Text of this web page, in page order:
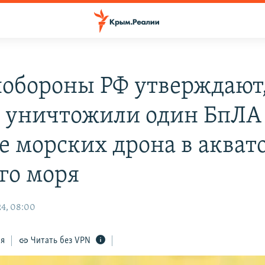
РФ
уничтожили один
морских дрона в
моря
08:00
Читать без VPN